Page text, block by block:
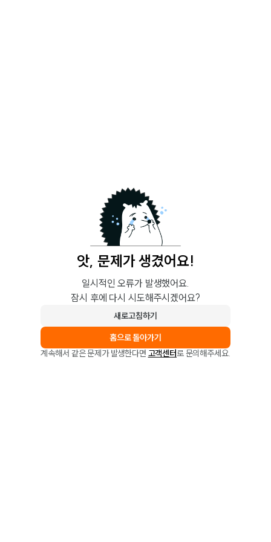
앗, 문제가 생겼어요!
일시적인 오류가 발생했어요.
잠시 후에 다시 시도해주시겠어요?
새로고침하기
홈으로 돌아가기
계속해서 같은 문제가 발생한다면 고객센터로 문의해주세요.